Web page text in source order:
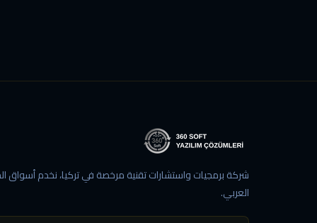
شركة برمجيات واستشارات تقنية مرخصة في تركيا، نخدم أسواق
العربي.